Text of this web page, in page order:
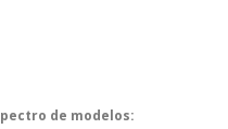
de modelos: